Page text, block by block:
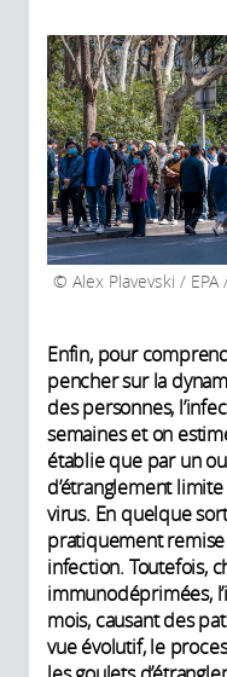
Alex Plavevski / EPA
Enfin, pour
pencher sur la
des personnes,
semaines et on
établie que par un
d’étranglement
virus. En quelque
pratiquement
infection. Toutefois,
immunodéprimées,
mois, causant des
vue évolutif, le